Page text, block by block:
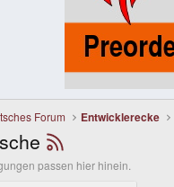
Forum Entwicklerecke
passen hier hinein.